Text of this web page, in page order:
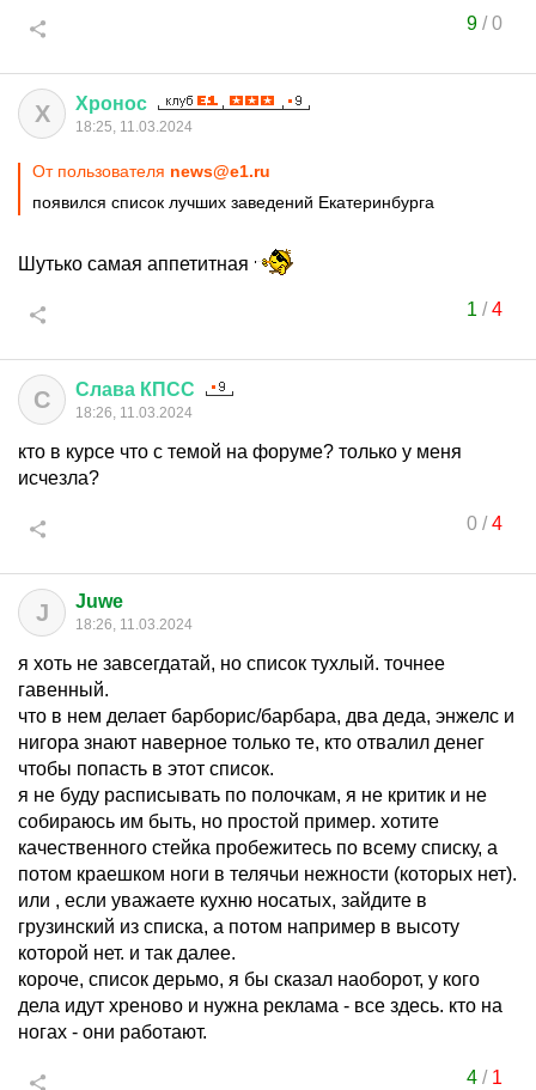
9/0
Х Хронос
18:25, 11.03.2024
От пользователя news@e1.ru
появился список лучших заведений Екатеринбурга
Шутько самая аппетитная
1 /4
С Слава КПСС
18:26, 11.03.2024
кто в курсе что с темой на форуме? только у меня
исчезла?
0/4
J Juwe
18:26, 11.03.2024
я хоть не завсегдатай, но список тухлый. точнее
гавенный.
что в нем делает барборис/барбара, два деда, энжелс и
нигора знают наверное только те, кто отвалил денег
чтобы попасть в этот список.
я не буду расписывать по полочкам, я не критик и не
собираюсь им быть, но простой пример. хотите
качественного стейка пробежитесь по всему списку, а
потом краешком ноги в телячьи нежности (которых нет).
или , если уважаете кухню носатых, зайдите в
грузинский из списка, а потом например в высоту
которой нет. и так далее.
короче, список дерьмо, я бы сказал наоборот, у кого
дела идут хреново и нужна реклама - все здесь. кто на
ногах - они работают.
4/ 1